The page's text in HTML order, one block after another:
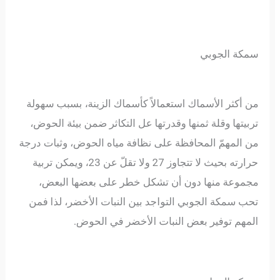
سمكة الجوبي
من أكثر الأسماك استعمالاً كأسماك الزينة، بسبب سهولة
تربيتها وقلة ثمنها وقدرتها عل التكاثر ضمن بيئة الحوض،
من المهمّ المحافظة على نظافة مياه الحوض، وثبات درجة
حرارته بحيث لا تتجاوز 27 ولا تقلّ عن 23، ويمكن تربية
مجموعة منها دون أن تشكل خطر على بعضها البعض،
تحب سمكة الجوبي التواجد بين النبات الأخضر، لذا فمن
المهم توفير بعض النبات الأخضر في الحوض.